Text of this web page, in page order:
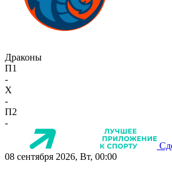
Драконы
П1
-
X
-
П2
-
08 сентября 2026, Вт, 00:00